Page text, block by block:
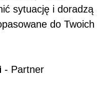
sytuację i doradzą
do Twoich
- Partner